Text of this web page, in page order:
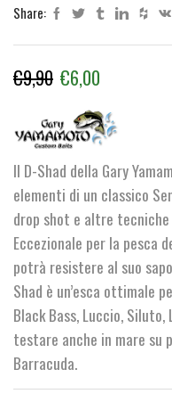
Share:
€9,90 Il
prezzo
originale
era:
€9,90.
€6,00
prezzo
attuale
è:
€6,00.
Il D-Shad della Gary
elementi di un classico
drop shot e altre
Eccezionale per la pesca
potrà resistere al suo
Shad è un’esca ottimale
Black Bass, Luccio,
testare anche in mare su
Barracuda.